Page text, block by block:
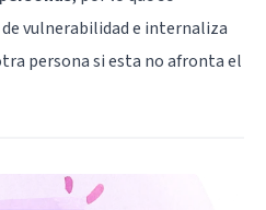
vulnerabilidad e internaliza
persona si esta no afronta el